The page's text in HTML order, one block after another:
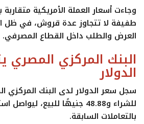
وجاءت أسعار العملة الأمريكية
طفيفة لا تتجاوز عدة قروش، في ظل
العرض والطلب داخل القطاع المصرفي.
البنك المركزي المصري
الدولار
سجل سعر الدولار لدى البنك المركزي
للشراء و48.88 جنيهًا للبيع
، ليواصل
بالتعاملات السابقة.